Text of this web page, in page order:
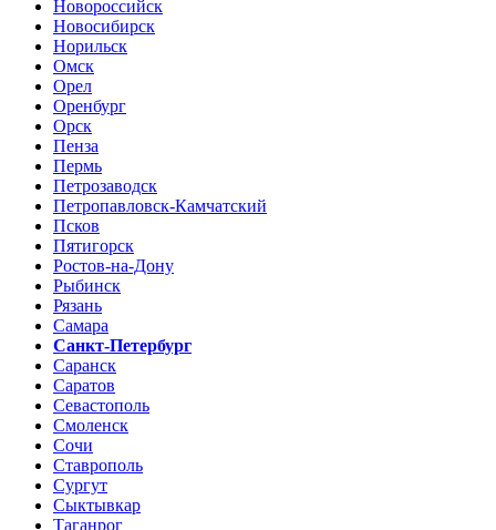
Новороссийск
Новосибирск
Норильск
Омск
Орел
Оренбург
Орск
Пенза
Пермь
Петрозаводск
Петропавловск-Камчатский
Псков
Пятигорск
Ростов-на-Дону
Рыбинск
Рязань
Самара
Санкт-Петербург
Саранск
Саратов
Севастополь
Смоленск
Сочи
Ставрополь
Сургут
Сыктывкар
Таганрог